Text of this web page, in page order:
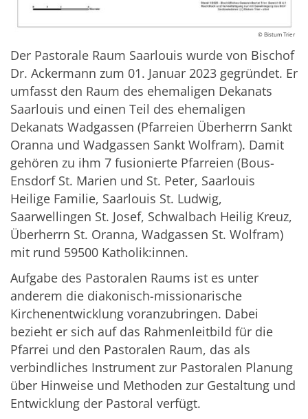
© Bistum Trier
Der Pastorale Raum Saarlouis wurde von Bischof
Dr. Ackermann zum 01. Januar 2023 gegründet. Er
umfasst den Raum des ehemaligen Dekanats
Saarlouis und einen Teil des ehemaligen
Dekanats Wadgassen (Pfarreien Überherrn Sankt
Oranna und Wadgassen Sankt Wolfram). Damit
gehören zu ihm 7 fusionierte Pfarreien (Bous-
Ensdorf St. Marien und St. Peter, Saarlouis
Heilige Familie, Saarlouis St. Ludwig,
Saarwellingen St. Josef, Schwalbach Heilig Kreuz,
Überherrn St. Oranna, Wadgassen St. Wolfram)
mit rund 59500 Katholik:innen.
Aufgabe des Pastoralen Raums ist es unter
anderem die diakonisch-missionarische
Kirchenentwicklung voranzubringen. Dabei
bezieht er sich auf das Rahmenleitbild für die
Pfarrei und den Pastoralen Raum, das als
verbindliches Instrument zur Pastoralen Planung
über Hinweise und Methoden zur Gestaltung und
Entwicklung der Pastoral verfügt.